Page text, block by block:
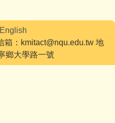
English
：kmitact@nqu.edu.tw 地
鄉大學路一號